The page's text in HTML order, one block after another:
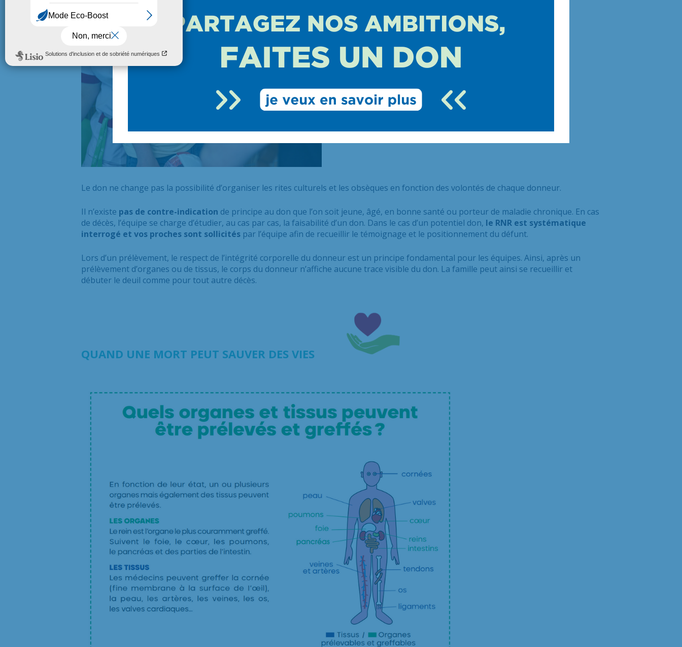
Le don ne change pas la possibilité d’organiser les rites culturels et les obsèques en fonction des volontés de chaque donneur.
Il n’existe pas de contre-indication de principe au don que l’on soit jeune, âgé, en bonne santé ou porteur de maladie chronique. En cas
de décès, l’équipe se charge d’étudier, au cas par cas, la faisabilité d’un don. Dans le cas d’un potentiel don, le RNR est systématique
interrogé et vos proches sont sollicités par l’équipe afin de recueillir le témoignage et le positionnement du défunt.
Lors d’un prélèvement, le respect de l’intégrité corporelle du donneur est un principe fondamental pour les équipes. Ainsi, après un
prélèvement d’organes ou de tissus, le corps du donneur n’affiche aucune trace visible du don. La famille peut ainsi se recueillir et
débuter le deuil comme pour tout autre décès.
QUAND UNE MORT PEUT SAUVER DES VIES